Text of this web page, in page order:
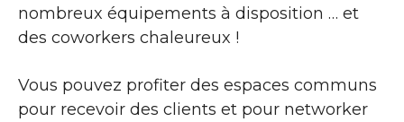
nombreux équipements à disposition … et
des coworkers chaleureux !
Vous pouvez profiter des espaces communs
pour recevoir des clients et pour networker